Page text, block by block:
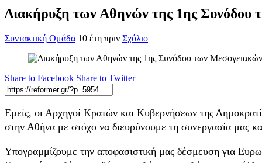
Διακήρυξη των Αθηνών της 1ης
Συντακτική Ομάδα 10 έτη πριν Σχόλιο
Share to Facebook Share to Twitter
Εμείς, οι Αρχηγοί Κρατών και Κυβερνήσεων της
στην Αθήνα με στόχο να διευρύνουμε τη συνεργασία μας
Υπογραμμίζουμε την αποφασιστική μας δέσμευση για